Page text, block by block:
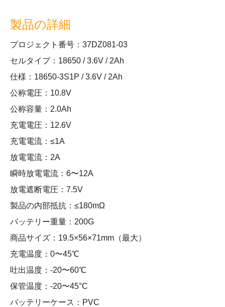
製品の詳細
プロジェクト番号：37DZ081-03
セルタイプ：18650 / 3.6V / 2Ah
仕様：18650-3S1P / 3.6V / 2Ah
公称電圧：10.8V
公称容量：2.0Ah
充電電圧：12.6V
充電電流：≤1A
放電電流：2A
瞬時放電電流：6〜12A
放電遮断電圧：7.5V
製品の内部抵抗：≤180mΩ
バッテリー重量：200G
商品サイズ：19.5×56×71mm（最大）
充電温度：0〜45℃
吐出温度：-20〜60℃
保管温度：-20〜45°C
バッテリーケース：PVC